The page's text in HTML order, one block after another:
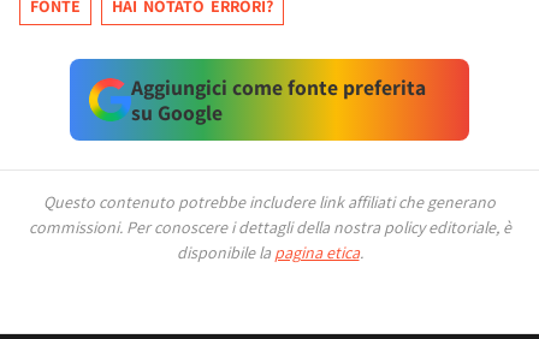
FONTE HAI NOTATO ERRORI?
Aggiungici come fonte preferita
su Google
Questo contenuto potrebbe includere link affiliati che generano
commissioni. Per conoscere i dettagli della nostra policy editoriale, è
disponibile la pagina etica.